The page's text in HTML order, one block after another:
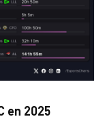
en 2025